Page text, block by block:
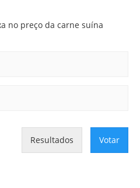
no preço da carne suína
Resultados Votar